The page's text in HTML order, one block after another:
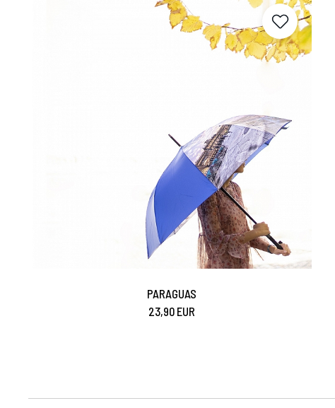
PARAGUAS
23,90 EUR